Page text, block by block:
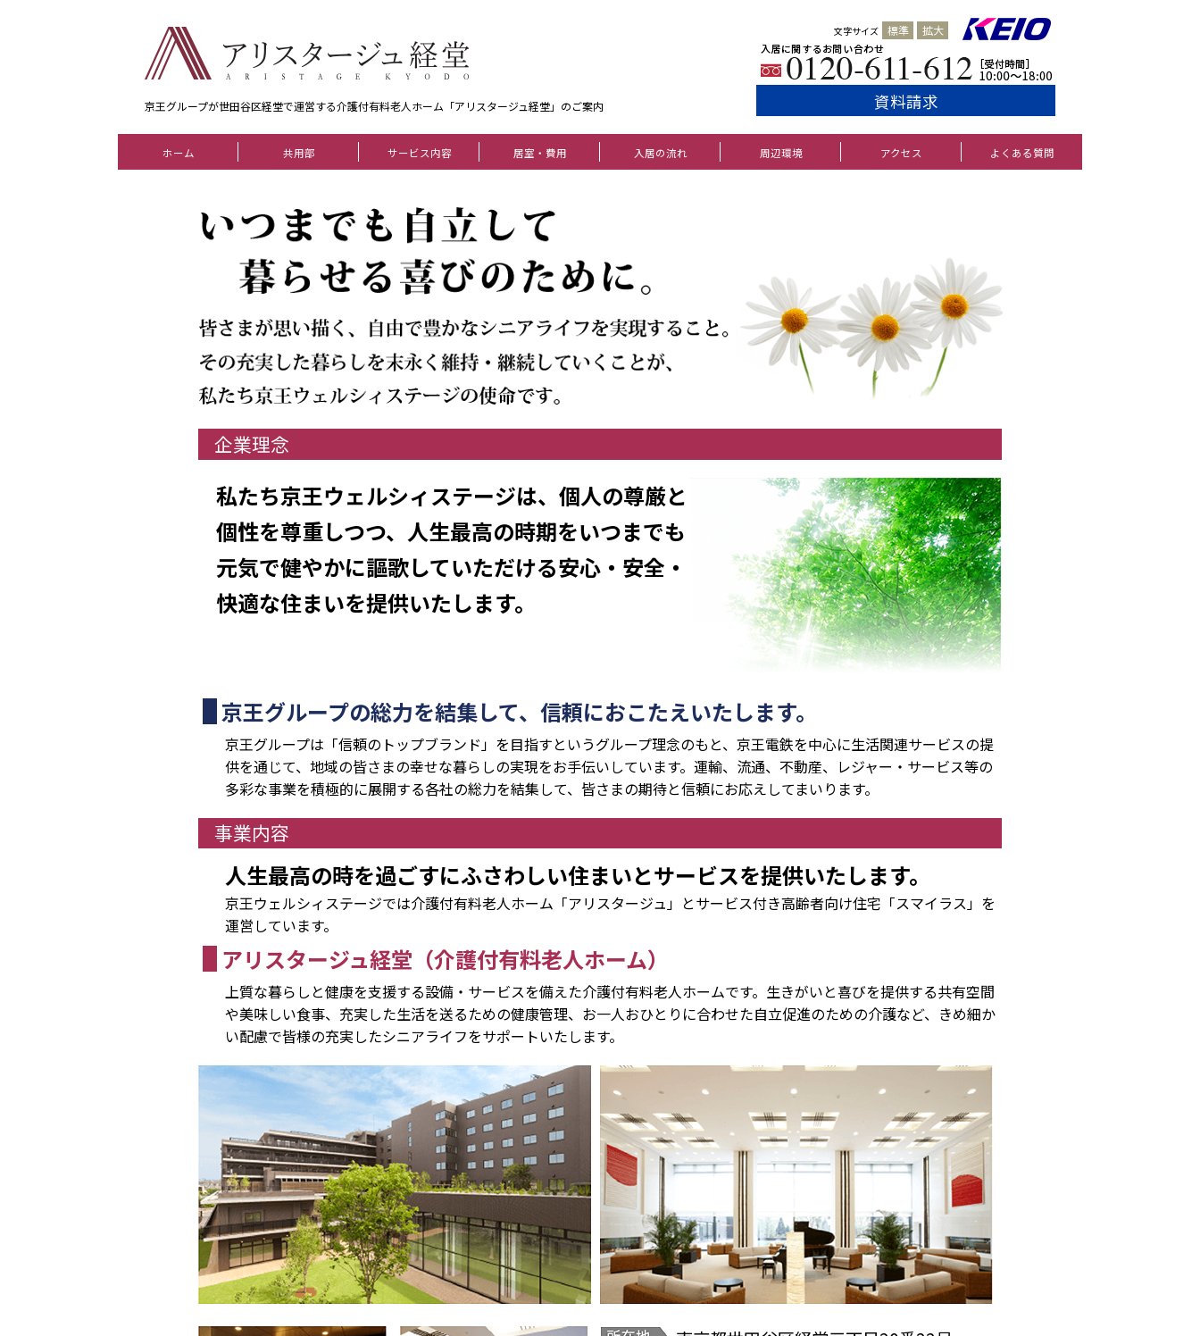
京王グループが世田谷区経堂で運営する介護付有料老人ホーム「アリスタージュ経堂」のご案内
文字サイズ 標準 拡大
資料請求
ホーム 共用部 サービス内容 居室・費用 入居の流れ 周辺環境 アクセス よくある質問
企業理念
私たち京王ウェルシィステージは、個人の尊厳と
個性を尊重しつつ、人生最高の時期をいつまでも
元気で健やかに謳歌していただける安心・安全・
快適な住まいを提供いたします。
京王グループの総力を結集して、信頼におこたえいたします。
京王グループは「信頼のトップブランド」を目指すというグループ理念のもと、京王電鉄を中心に生活関連サービスの提
供を通じて、地域の皆さまの幸せな暮らしの実現をお手伝いしています。運輸、流通、不動産、レジャー・サービス等の
多彩な事業を積極的に展開する各社の総力を結集して、皆さまの期待と信頼にお応えしてまいります。
事業内容
人生最高の時を過ごすにふさわしい住まいとサービスを提供いたします。
京王ウェルシィステージでは介護付有料老人ホーム「アリスタージュ」とサービス付き高齢者向け住宅「スマイラス」を
運営しています。
アリスタージュ経堂（介護付有料老人ホーム）
上質な暮らしと健康を支援する設備・サービスを備えた介護付有料老人ホームです。生きがいと喜びを提供する共有空間
や美味しい食事、充実した生活を送るための健康管理、お一人おひとりに合わせた自立促進のための介護など、きめ細か
い配慮で皆様の充実したシニアライフをサポートいたします。